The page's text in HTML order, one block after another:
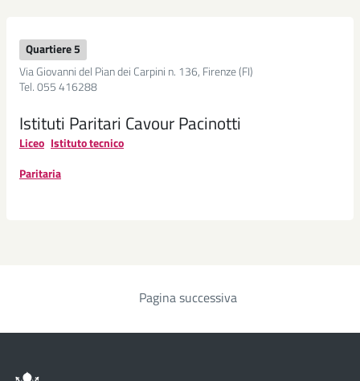
Quartiere 5
Via Giovanni del Pian dei Carpini n. 136, Firenze (FI)
Tel. 055 416288
Istituti Paritari Cavour Pacinotti
Liceo Istituto tecnico
Paritaria
Pagina successiva